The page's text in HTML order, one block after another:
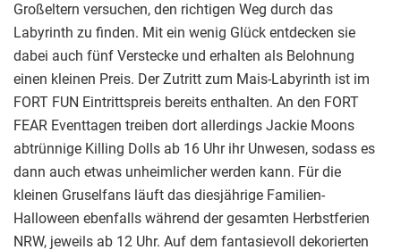
Großeltern versuchen, den richtigen Weg durch das
Labyrinth zu finden. Mit ein wenig Glück entdecken sie
dabei auch fünf Verstecke und erhalten als Belohnung
einen kleinen Preis. Der Zutritt zum Mais-Labyrinth ist im
FORT FUN Eintrittspreis bereits enthalten. An den FORT
FEAR Eventtagen treiben dort allerdings Jackie Moons
abtrünnige Killing Dolls ab 16 Uhr ihr Unwesen, sodass es
dann auch etwas unheimlicher werden kann. Für die
kleinen Gruselfans läuft das diesjährige Familien-
Halloween ebenfalls während der gesamten Herbstferien
NRW, jeweils ab 12 Uhr. Auf dem fantasievoll dekorierten